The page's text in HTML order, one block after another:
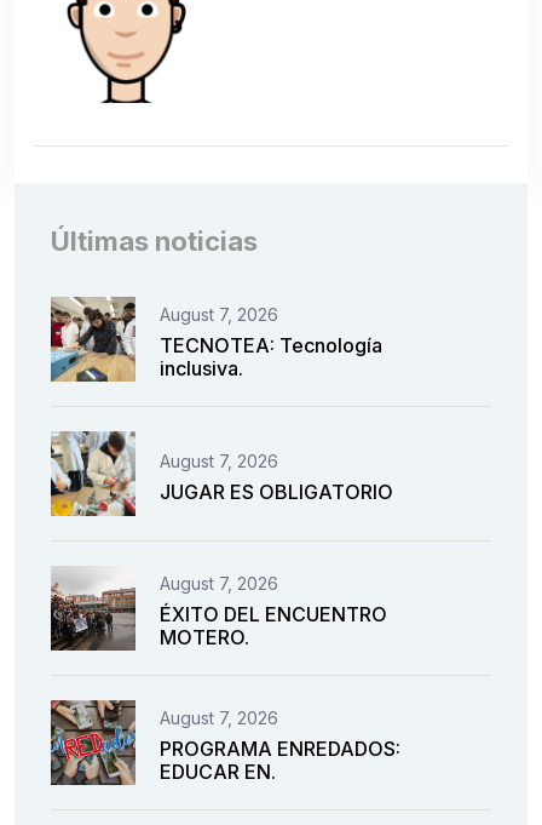
Últimas noticias
August 7, 2026
TECNOTEA: Tecnología
inclusiva.
August 7, 2026
JUGAR ES OBLIGATORIO
August 7, 2026
ÉXITO DEL ENCUENTRO
MOTERO.
August 7, 2026
PROGRAMA ENREDADOS:
EDUCAR EN.